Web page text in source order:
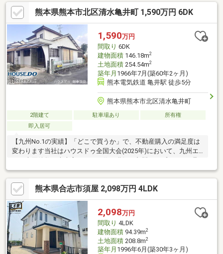
グ〉大きな窓はリビングの主役。部屋も広く感じさせてくれま
す。〈カーポート付駐車場〉車から玄関まで屋根が続いているの
で雨の日の荷物の積み下ろしも楽々。【内覧ツアー】 熊本県全域
の気になる物件を全て弊社でまとめてご内覧いただけます水曜日
や１８時以降、お仕事終わりの内覧も柔軟に対応！物件選びから
お引渡しまで『ハウスドゥ熊本桜町』が全力でサポートします
熊本県熊本市北区清水亀井町 1,590万円 6DK
1,590万円
間取り 6DK
建物面積146.18m2
土地面積254.54m2
築年月 1966年7月(築60年2ヶ月)
熊本電気鉄道 亀井駅 徒歩5分
熊本県熊本市北区清水亀井町
2階建て 駐車場あり
所有権
即入居可
【九州No.1の実績】「どこで買うか」で、不動産購入の満足度は
変わります当社はハウスドゥ全国大会(2025年)において、九州エ
リア売買件数・売上高ともに１位を獲得。九州トップクラスの取
引実績に裏打ちされた交渉力で、購入価格を最大限に抑えます
♪【内覧ツアー】熊本県全域の気になる物件を全て当社でまとめて
ご内覧いただけます☆窓口を一つに絞れるから手間も時間もかか
りません【購入総額の限界へ挑戦】もっと安く買えるのでは？そ
んな悩みは当社が解決します当社ではオプション費用（エアコ
ン、太陽光等）もお客様に代わり相見積もり他社様でお見積もり
を取った後でも大丈夫！一度ご相談ください！
熊本県合志市須屋 2,098万円 4LDK
2,098万円
間取り 4LDK
建物面積94.39m2
土地面積208.8m2
築年月 1996年6月(築30年3ヶ月)